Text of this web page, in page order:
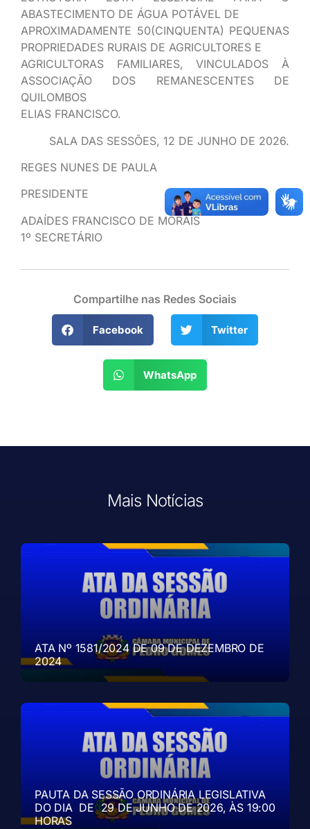
ABASTECIMENTO DE ÁGUA POTÁVEL DE
APROXIMADAMENTE 50(CINQUENTA) PEQUENAS
PROPRIEDADES RURAIS DE AGRICULTORES E
AGRICULTORAS FAMILIARES, VINCULADOS À
ASSOCIAÇÃO DOS REMANESCENTES DE
QUILOMBOS
ELIAS FRANCISCO.
SALA DAS SESSÕES, 12 DE JUNHO DE 2026.
REGES NUNES DE PAULA
PRESIDENTE
ADAÍDES FRANCISCO DE MORAIS
1º SECRETÁRIO
Compartilhe nas Redes Sociais
Facebook Twitter
WhatsApp
Mais Notícias
ATA Nº 1581/2024 DE 09 DE DEZEMBRO DE
2024
PAUTA DA SESSÃO ORDINÁRIA LEGISLATIVA
DO DIA DE 29 DE JUNHO DE 2026, ÀS 19:00
HORAS